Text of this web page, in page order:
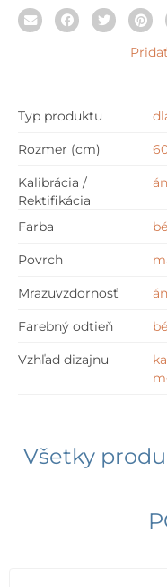
Typ produktu
Rozmer (cm)
Kalibrácia /
Rektifikácia
Farba
Povrch
Mrazuvzdornosť
Farebný odtieň
Vzhľad dizajnu
Všetky